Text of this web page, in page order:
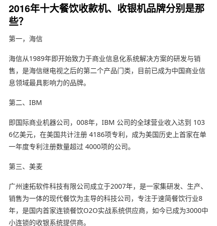
2016年十大餐饮收款机、收银机品牌分别是那
些？
第一，海信
海信从1989年即开始致力于商业信息化系统解决方案的研发与销
售，是海信继电视之后的第二个产品门类，目前已成为中国商业信
息领域最具影响力的品牌。
第二、IBM
即国际商业机器公司，008年，IBM 公司的全球营业收入达到 103
6亿美元，在美国共计注册 4186项专利，成为美国历史上首家在单
一年度专利注册数量超过 4000项的公司。
第三、美麦
广州速拓软件科技有限公司成立于2007年，是一家集研发、生产、
销售为一体的现代餐饮为主导的科技公司，专注于速简餐饮行业8
年，是国内首家连锁餐饮O2O实战系统供应商，如今已成为3000中
小连锁的收银系统提供商。